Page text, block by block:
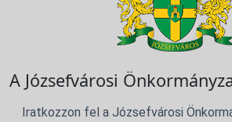
A Józsefvárosi
Iratkozzon fel a Józsefvárosi